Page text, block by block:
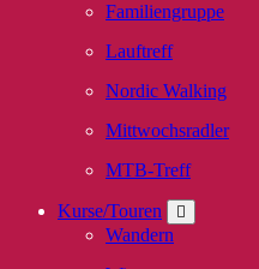
Familiengruppe
Lauftreff
Nordic Walking
Mittwochsradler
MTB-Treff
Kurse/Touren
Wandern